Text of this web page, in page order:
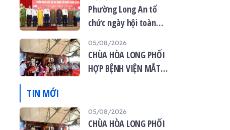
mùa Vu lan”
Phường Long An tổ
chức ngày hội toàn
quốc năm 2026
05/08/2026
CHÙA HÒA LONG PHỐI
HỢP BỆNH VIỆN MẮT
NGƯỜI DÂN
TIN MỚI
05/08/2026
CHÙA HÒA LONG PHỐI